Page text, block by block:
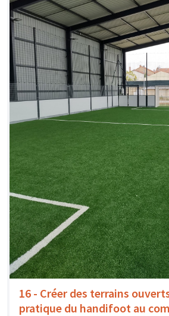
16 - Créer des terrains
pratique du handifoot au